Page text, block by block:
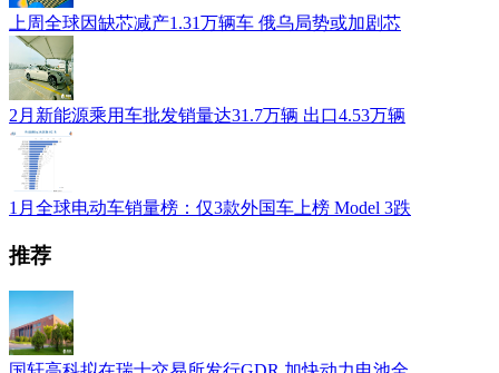
上周全球因缺芯减产1.31万辆车 俄乌局势或加剧芯
2月新能源乘用车批发销量达31.7万辆 出口4.53万辆
1月全球电动车销量榜：仅3款外国车上榜 Model 3跌
推荐